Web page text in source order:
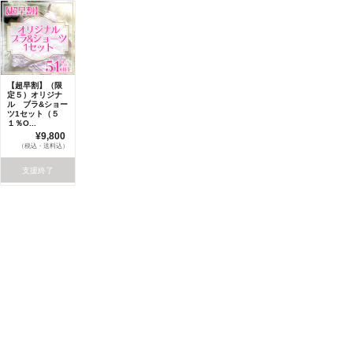
【超早割】（限
定５）オリジナ
ル ブラ&ショー
ツ1セット（５
１％O...
¥9,800
（税込・送料込）
支援終了